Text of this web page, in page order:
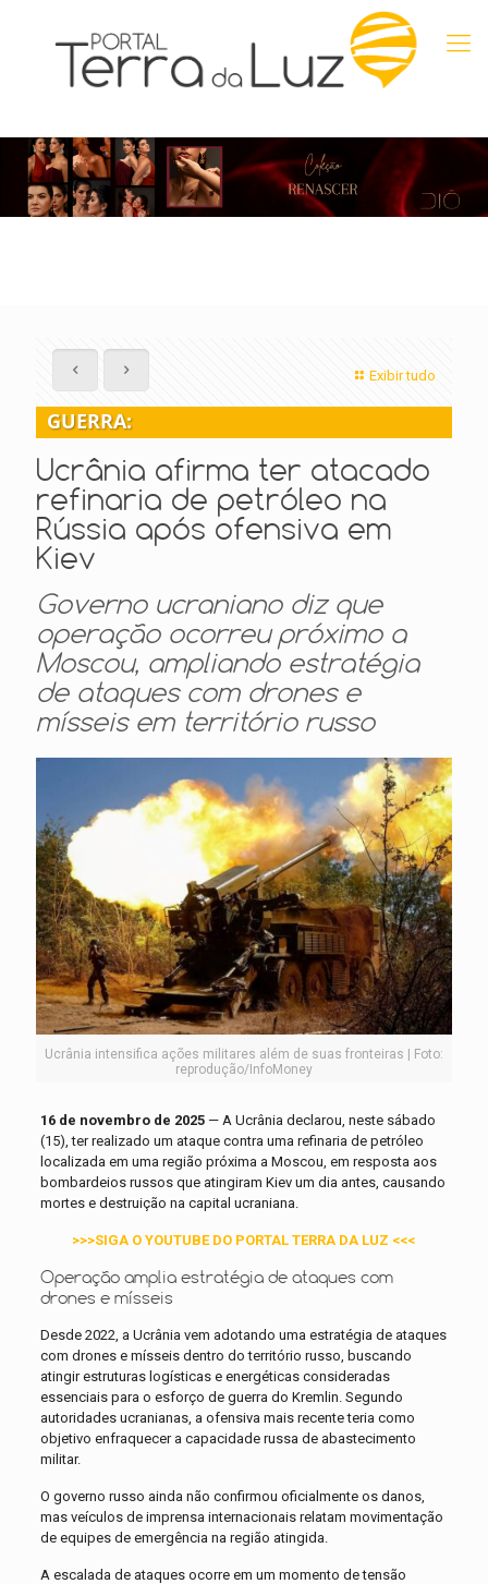
Exibir tudo
GUERRA:
Ucrânia afirma ter atacado
refinaria de petróleo na
Rússia após ofensiva em
Kiev
Governo ucraniano diz que
operação ocorreu próximo a
Moscou, ampliando estratégia
de ataques com drones e
mísseis em território russo
Ucrânia intensifica ações militares além de suas fronteiras | Foto:
reprodução/InfoMoney
16 de novembro de 2025— A Ucrânia declarou, neste sábado
(15), ter realizado um ataque contra uma refinaria de petróleo
localizada em uma região próxima a Moscou, em resposta aos
bombardeios russos que atingiram Kiev um dia antes, causando
mortes e destruição na capital ucraniana.
>>>SIGA O YOUTUBE DO PORTAL TERRA DA LUZ <<<
Operação amplia estratégia de ataques com
drones e mísseis
Desde 2022, a Ucrânia vem adotando uma estratégia de ataques
com drones e mísseis dentro do território russo, buscando
atingir estruturas logísticas e energéticas consideradas
essenciais para o esforço de guerra do Kremlin. Segundo
autoridades ucranianas, a ofensiva mais recente teria como
objetivo enfraquecer a capacidade russa de abastecimento
militar.
O governo russo ainda não confirmou oficialmente os danos,
mas veículos de imprensa internacionais relatam movimentação
de equipes de emergência na região atingida.
A escalada de ataques ocorre em um momento de tensão